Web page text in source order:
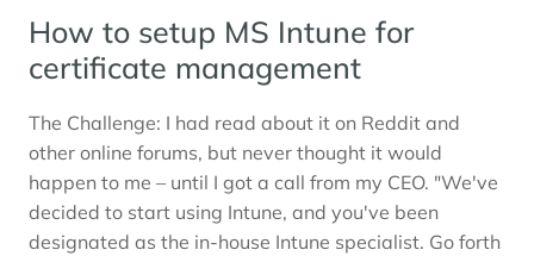
How to setup MS Intune for
certificate management
The Challenge: I had read about it on Reddit and
other online forums, but never thought it would
happen to me – until I got a call from my CEO. "We've
decided to start using Intune, and you've been
designated as the in-house Intune specialist. Go forth